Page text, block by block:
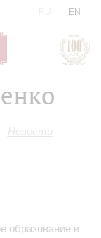
EN
Новости
образование в